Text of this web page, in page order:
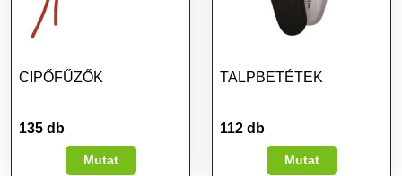
CIPŐFŰZŐK
135 db
Mutat
TALPBETÉTEK
112 db
Mutat